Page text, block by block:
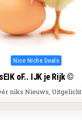
Posted in
Nice Niche Deals
sEIK oF.. IJK je Rijk ©
niks Nieuws, Uitgelicht